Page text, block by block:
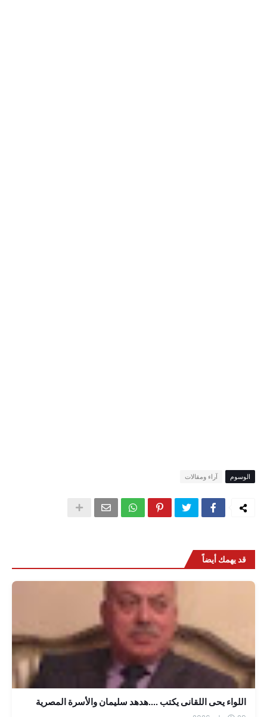
الوسوم آراء ومقالات
قد يهمك أيضاً
اللواء يحى اللقانى يكتب ....هدهد سليمان والأسرة المصرية